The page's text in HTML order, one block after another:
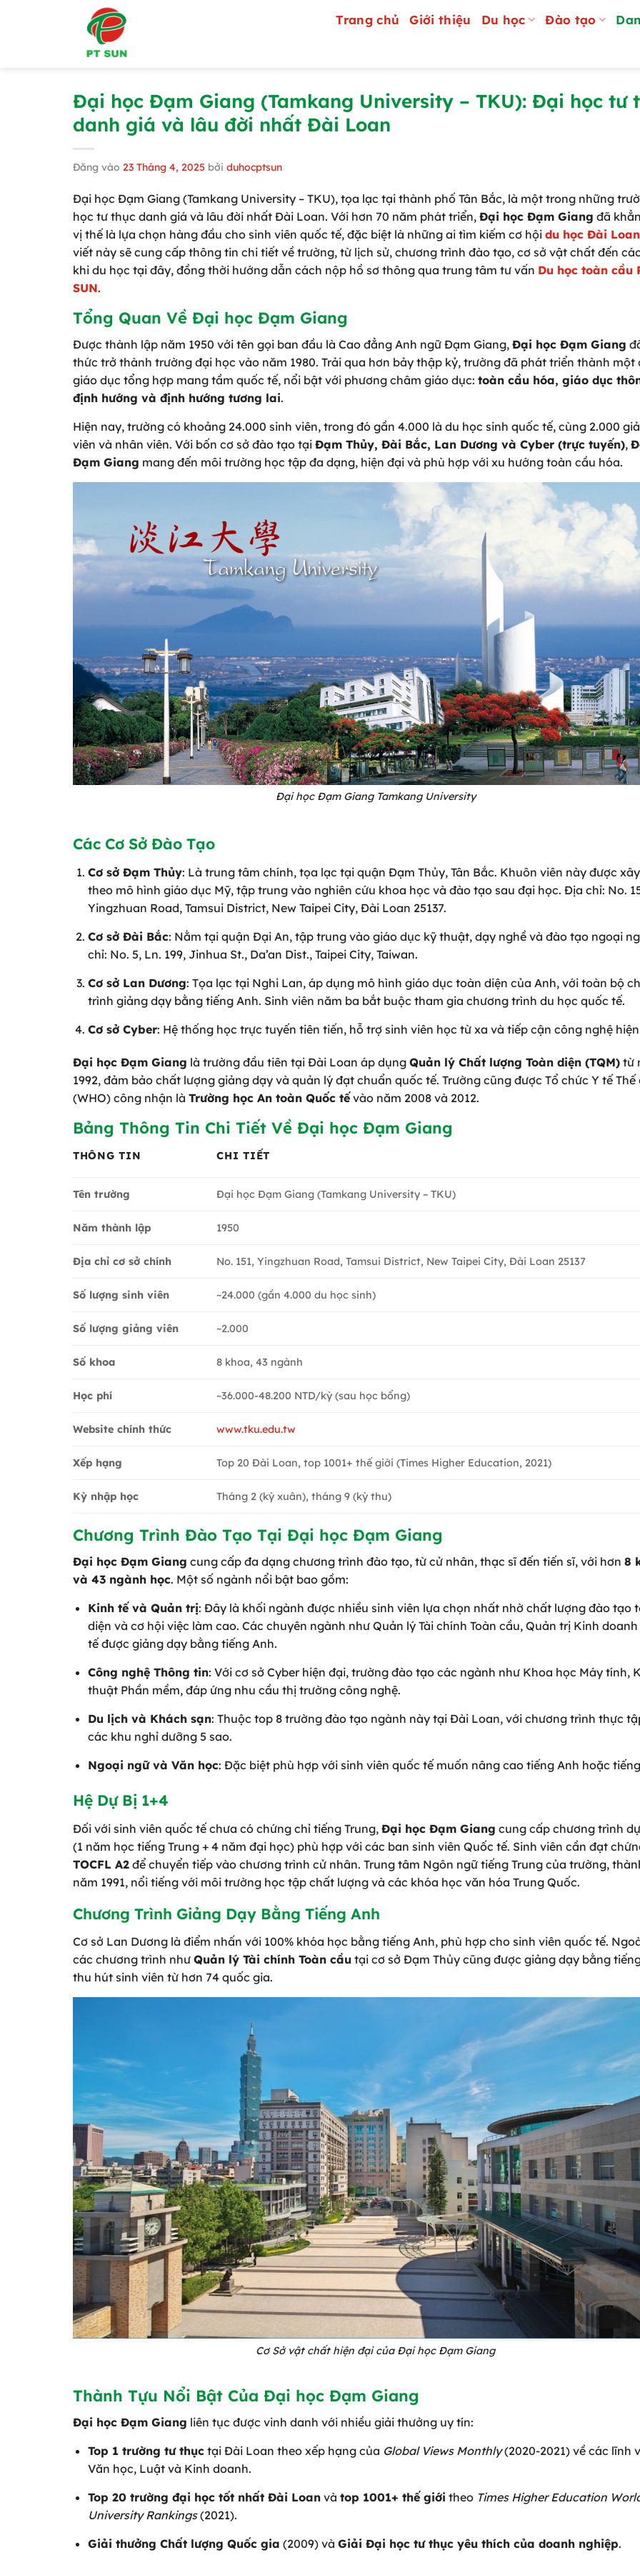
Trang chủ Giới thiệu Du học Đào tạo
Đại học Đạm Giang (Tamkang University – TKU): Đại học tư
danh giá và lâu đời nhất Đài Loan
Đăng vào 23 Tháng 4, 2025 bởi duhocptsun
Đại học Đạm Giang (Tamkang University – TKU), tọa lạc tại thành phố Tân Bắc, là một trong những
học tư thục danh giá và lâu đời nhất Đài Loan. Với hơn 70 năm phát triển, Đại học Đạm Giang đã
vị thế là lựa chọn hàng đầu cho sinh viên quốc tế, đặc biệt là những ai tìm kiếm cơ hội du học Đài Loan
viết này sẽ cung cấp thông tin chi tiết về trường, từ lịch sử, chương trình đào tạo, cơ sở vật chất đến
khi du học tại đây, đồng thời hướng dẫn cách nộp hồ sơ thông qua trung tâm tư vấn Du học toàn cầu
SUN.
Tổng Quan Về Đại học Đạm Giang
Được thành lập năm 1950 với tên gọi ban đầu là Cao đẳng Anh ngữ Đạm Giang, Đại học Đạm Giang
thức trở thành trường đại học vào năm 1980. Trải qua hơn bảy thập kỷ, trường đã phát triển thành một
giáo dục tổng hợp mang tầm quốc tế, nổi bật với phương châm giáo dục: toàn cầu hóa, giáo dục
định hướng và định hướng tương lai.
Hiện nay, trường có khoảng 24.000 sinh viên, trong đó gần 4.000 là du học sinh quốc tế, cùng 2.000
viên và nhân viên. Với bốn cơ sở đào tạo tại Đạm Thủy, Đài Bắc, Lan Dương và Cyber (trực tuyến),
Đạm Giang mang đến môi trường học tập đa dạng, hiện đại và phù hợp với xu hướng toàn cầu hóa.
Đại học Đạm Giang Tamkang University
Các Cơ Sở Đào Tạo
Cơ sở Đạm Thủy: Là trung tâm chính, tọa lạc tại quận Đạm Thủy, Tân Bắc. Khuôn viên này được
theo mô hình giáo dục Mỹ, tập trung vào nghiên cứu khoa học và đào tạo sau đại học. Địa chỉ: No.
Yingzhuan Road, Tamsui District, New Taipei City, Đài Loan 25137.
Cơ sở Đài Bắc: Nằm tại quận Đại An, tập trung vào giáo dục kỹ thuật, dạy nghề và đào tạo ngoại
chỉ: No. 5, Ln. 199, Jinhua St., Da’an Dist., Taipei City, Taiwan.
Cơ sở Lan Dương: Tọa lạc tại Nghi Lan, áp dụng mô hình giáo dục toàn diện của Anh, với toàn bộ
trình giảng dạy bằng tiếng Anh. Sinh viên năm ba bắt buộc tham gia chương trình du học quốc tế.
Cơ sở Cyber: Hệ thống học trực tuyến tiên tiến, hỗ trợ sinh viên học từ xa và tiếp cận công nghệ
Đại học Đạm Giang là trường đầu tiên tại Đài Loan áp dụng Quản lý Chất lượng Toàn diện (TQM) từ
1992, đảm bảo chất lượng giảng dạy và quản lý đạt chuẩn quốc tế. Trường cũng được Tổ chức Y tế Thế
(WHO) công nhận là Trường học An toàn Quốc tếvào năm 2008 và 2012.
Bảng Thông Tin Chi Tiết Về Đại học Đạm Giang
THÔNG TIN CHI TIẾT
Tên trường Đại học Đạm Giang (Tamkang University – TKU)
Năm thành lập 1950
Địa chỉ cơ sở chính No. 151, Yingzhuan Road, Tamsui District, New Taipei City, Đài Loan 25137
Số lượng sinh viên ~24.000 (gần 4.000 du học sinh)
Số lượng giảng viên ~2.000
Số khoa 8 khoa, 43 ngành
Học phí ~36.000-48.200 NTD/kỳ (sau học bổng)
Website chính thức www.tku.edu.tw
Xếp hạng Top 20 Đài Loan, top 1001+ thế giới (Times Higher Education, 2021)
Kỳ nhập học Tháng 2 (kỳ xuân), tháng 9 (kỳ thu)
Chương Trình Đào Tạo Tại Đại học Đạm Giang
Đại học Đạm Giang cung cấp đa dạng chương trình đào tạo, từ cử nhân, thạc sĩ đến tiến sĩ, với hơn 8
và 43 ngành học. Một số ngành nổi bật bao gồm:
Kinh tế và Quản trị: Đây là khối ngành được nhiều sinh viên lựa chọn nhất nhờ chất lượng đào tạo
diện và cơ hội việc làm cao. Các chuyên ngành như Quản lý Tài chính Toàn cầu, Quản trị Kinh
tế được giảng dạy bằng tiếng Anh.
Công nghệ Thông tin: Với cơ sở Cyber hiện đại, trường đào tạo các ngành như Khoa học Máy tính,
thuật Phần mềm, đáp ứng nhu cầu thị trường công nghệ.
Du lịch và Khách sạn: Thuộc top 8 trường đào tạo ngành này tại Đài Loan, với chương trình thực
các khu nghỉ dưỡng 5 sao.
Ngoại ngữ và Văn học: Đặc biệt phù hợp với sinh viên quốc tế muốn nâng cao tiếng Anh hoặc
Hệ Dự Bị 1+4
Đối với sinh viên quốc tế chưa có chứng chỉ tiếng Trung, Đại học Đạm Giang cung cấp chương trình
(1 năm học tiếng Trung + 4 năm đại học) phù hợp với các ban sinh viên Quốc tế. Sinh viên cần đạt
TOCFL A2 để chuyển tiếp vào chương trình cử nhân. Trung tâm Ngôn ngữ tiếng Trung của trường,
năm 1991, nổi tiếng với môi trường học tập chất lượng và các khóa học văn hóa Trung Quốc.
Chương Trình Giảng Dạy Bằng Tiếng Anh
Cơ sở Lan Dương là điểm nhấn với 100% khóa học bằng tiếng Anh, phù hợp cho sinh viên quốc tế.
các chương trình như Quản lý Tài chính Toàn cầu tại cơ sở Đạm Thủy cũng được giảng dạy bằng
thu hút sinh viên từ hơn 74 quốc gia.
Cơ Sở vật chất hiện đại của Đại học Đạm Giang
Thành Tựu Nổi Bật Của Đại học Đạm Giang
Đại học Đạm Giang liên tục được vinh danh với nhiều giải thưởng uy tín:
Top 1 trường tư thụctại Đài Loan theo xếp hạng của Global Views Monthly(2020-2021) về các lĩnh
Văn học, Luật và Kinh doanh.
Top 20 trường đại học tốt nhất Đài Loanvà top 1001+ thế giới theo Times Higher Education
University Rankings(2021).
Giải thưởng Chất lượng Quốc gia (2009) và Giải Đại học tư thục yêu thích của doanh nghiệp.